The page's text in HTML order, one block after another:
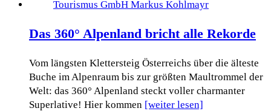
Das 360° Alpenland bricht alle Rekorde
Vom längsten Klettersteig Österreichs über die älteste
Buche im Alpenraum bis zur größten Maultrommel der
Welt: das 360° Alpenland steckt voller charmanter
Superlative! Hier kommen [weiter lesen]